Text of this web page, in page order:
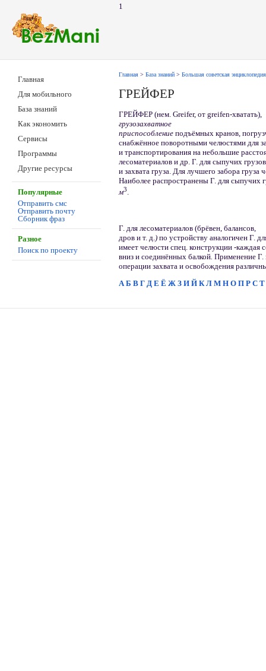
1
Главная
Для мобильного
База знаний
Как экономить
Сервисы
Программы
Другие ресурсы
Популярные
Отправить смс
Отправить почту
Сборник фраз
Разное
Поиск по проекту
Главная > База знаний > Большая советская энциклопедия
ГРЕЙФЕР
ГРЕЙФЕР (нем. Greifer, от greifen-хватать),
грузозахватное
приспособление подъёмных кранов,
снабжённое поворотными челюстями для
и транспортирования на небольшие
лесоматериалов и др. Г. для сыпучих
и захвата груза. Для лучшего забора
Наиболее распространены Г. для сыпучих
м3
Г. для лесоматериалов (брёвен, балансов,
дров и т. д. ) по устройству аналогичен Г.
имеет челюсти спец. конструкции -каждая
вниз и соединённых балкой Применение Г.
операции захвата и освобождения
А Б В Г Д Е Ё Ж З И Й К Л М Н О П Р С Т